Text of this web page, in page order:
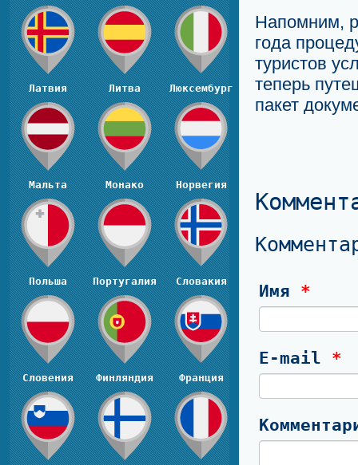
Латвия Литва Люксембург
Мальта Монако Норвегия
Польша Португалия Словакия
Словения Финляндия Франция
Напомним,
года
туристов
теперь
пакет
Имя *
E-mail *